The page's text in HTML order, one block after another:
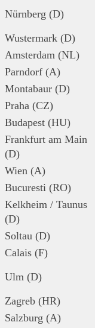
Nürnberg (D)
Wustermark (D)
Amsterdam (NL)
Parndorf (A)
Montabaur (D)
Praha (CZ)
Budapest (HU)
Frankfurt am Main
(D)
Wien (A)
Bucuresti (RO)
Kelkheim / Taunus
(D)
Soltau (D)
Calais (F)
Ulm (D)
Zagreb (HR)
Salzburg (A)